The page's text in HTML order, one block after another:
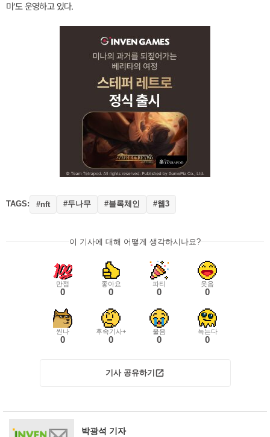
미’도 운영하고 있다.
TAGS: #nft #두나무 #블록체인 #웹3
이 기사에 대해 어떻게 생각하시나요?
만점
0
좋아요
0
파티
0
웃음
0
씬나
0
후속기사+
0
울음
0
녹는다
0
기사 공유하기
박광석 기자